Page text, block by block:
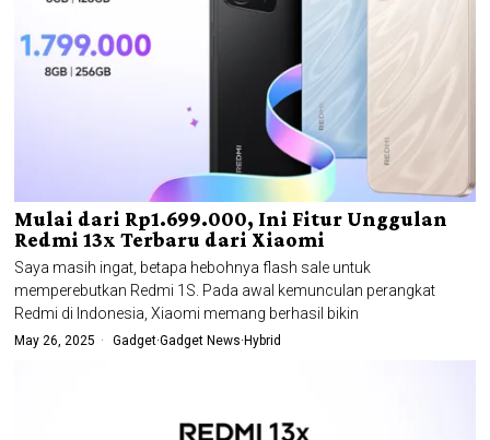
Mulai dari Rp1.699.000, Ini Fitur Unggulan
Redmi 13x Terbaru dari Xiaomi
Saya masih ingat, betapa hebohnya flash sale untuk
memperebutkan Redmi 1S. Pada awal kemunculan perangkat
Redmi di Indonesia, Xiaomi memang berhasil bikin
May 26, 2025 Gadget·Gadget News· Hybrid